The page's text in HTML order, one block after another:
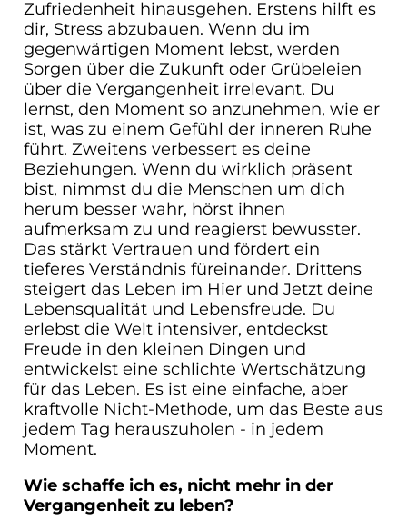
Zufriedenheit hinausgehen. Erstens hilft es
dir, Stress abzubauen. Wenn du im
gegenwärtigen Moment lebst, werden
Sorgen über die Zukunft oder Grübeleien
über die Vergangenheit irrelevant. Du
lernst, den Moment so anzunehmen, wie er
ist, was zu einem Gefühl der inneren Ruhe
führt. Zweitens verbessert es deine
Beziehungen. Wenn du wirklich präsent
bist, nimmst du die Menschen um dich
herum besser wahr, hörst ihnen
aufmerksam zu und reagierst bewusster.
Das stärkt Vertrauen und fördert ein
tieferes Verständnis füreinander. Drittens
steigert das Leben im Hier und Jetzt deine
Lebensqualität und Lebensfreude. Du
erlebst die Welt intensiver, entdeckst
Freude in den kleinen Dingen und
entwickelst eine schlichte Wertschätzung
für das Leben. Es ist eine einfache, aber
kraftvolle Nicht-Methode, um das Beste aus
jedem Tag herauszuholen - in jedem
Moment.
Wie schaffe ich es, nicht mehr in der
Vergangenheit zu leben?